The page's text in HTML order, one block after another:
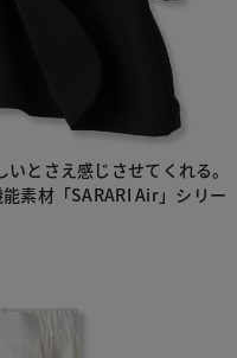
とさえ感じさせてくれる。
素材「SARARI Air」シリー